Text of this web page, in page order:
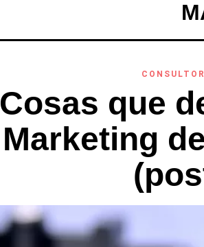
Cosas que
Marketing